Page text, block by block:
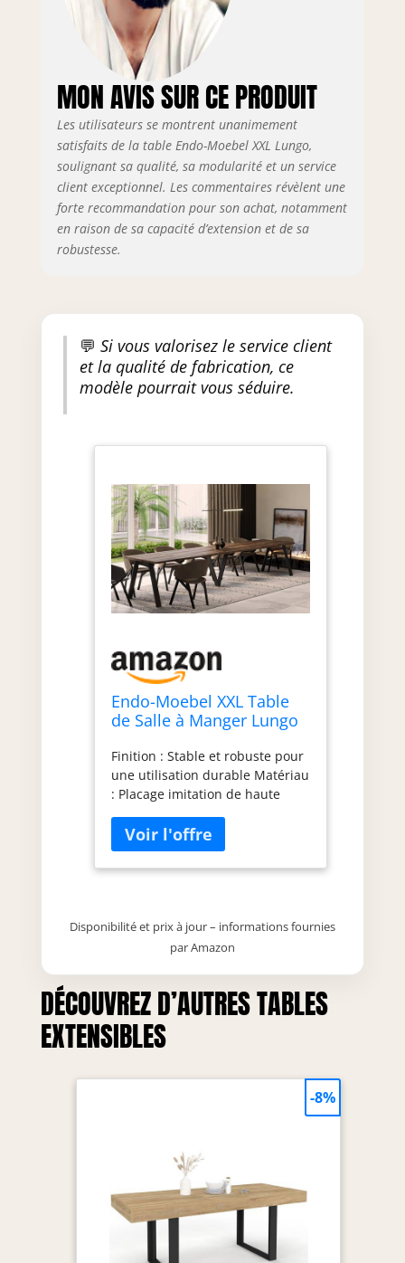
MON AVIS SUR CE PRODUIT
Les utilisateurs se montrent unanimement
satisfaits de la table Endo-Moebel XXL Lungo,
soulignant sa qualité, sa modularité et un service
client exceptionnel. Les commentaires révèlent une
forte recommandation pour son achat, notamment
en raison de sa capacité d’extension et de sa
robustesse.
💬 Si vous valorisez le service client
et la qualité de fabrication, ce
modèle pourrait vous séduire.
Endo-Moebel XXL Table
de Salle à Manger Lungo
Extensible Table de
Cuisine jusqu'à 12
Personnes Matt
(Monastery Eiche)
Finition : Stable et robuste pour
une utilisation durable Matériau
: Placage imitation de haute
Structure : structure métallique
en noir mat élégant Extension :
longueur flexible de 130 cm à
Disponibilité et prix à jour – informations fournies
par Amazon
DÉCOUVREZ D’AUTRES TABLES
EXTENSIBLES
-8%